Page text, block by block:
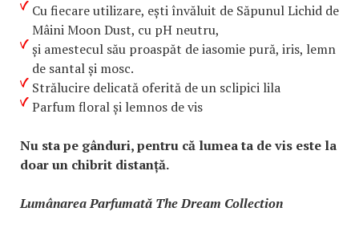
Cu fiecare utilizare, ești învăluit de Săpunul Lichid de
Mâini Moon Dust, cu pH neutru,
și amestecul său proaspăt de iasomie pură, iris, lemn
de santal și mosc.
Strălucire delicată oferită de un sclipici lila
Parfum floral și lemnos de vis
Nu sta pe gânduri, pentru că lumea ta de vis este la
doar un chibrit distanță.
Lumânarea Parfumată The Dream Collection